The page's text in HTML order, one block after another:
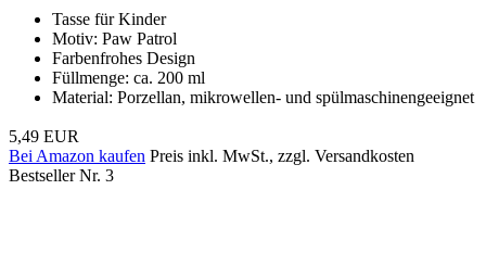
Tasse für Kinder
Motiv: Paw Patrol
Farbenfrohes Design
Füllmenge: ca. 200 ml
Material: Porzellan, mikrowellen- und spülmaschinengeeignet
5,49 EUR
Bei Amazon kaufen Preis inkl. MwSt., zzgl. Versandkosten
Bestseller Nr. 3